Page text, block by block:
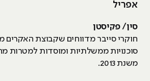
אפריל
סין/ פקיסטן
חוקרי סייבר מדווחים שקבוצת האקרים
סוכנויות ממשלתיות ומוסדות למטרות
משנת 2013.